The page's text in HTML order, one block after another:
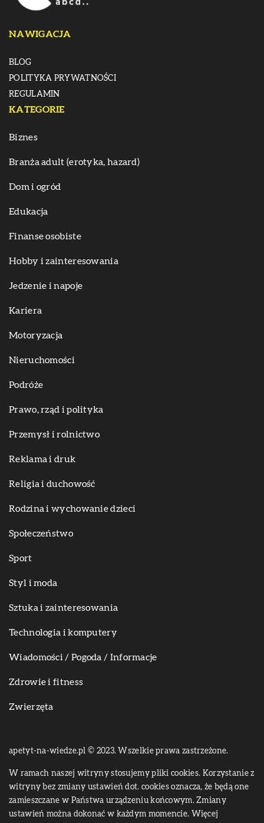
NAWIGACJA
BLOG
POLITYKA PRYWATNOŚCI
REGULAMIN
KATEGORIE
Biznes
Branża adult (erotyka, hazard)
Dom i ogród
Edukacja
Finanse osobiste
Hobby i zainteresowania
Jedzenie i napoje
Kariera
Motoryzacja
Nieruchomości
Podróże
Prawo, rząd i polityka
Przemysł i rolnictwo
Reklama i druk
Religia i duchowość
Rodzina i wychowanie dzieci
Społeczeństwo
Sport
Styl i moda
Sztuka i zainteresowania
Technologia i komputery
Wiadomości / Pogoda / Informacje
Zdrowie i fitness
Zwierzęta
apetyt-na-wiedze.pl © 2023. Wszelkie prawa zastrzeżone.
W ramach naszej witryny stosujemy pliki cookies. Korzystanie z
witryny bez zmiany ustawień dot. cookies oznacza, że będą one
zamieszczane w Państwa urządzeniu końcowym. Zmiany
ustawień można dokonać w każdym momencie. Więcej